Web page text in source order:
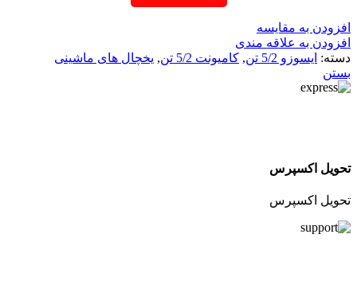
افزودن به مقایسه
افزودن به علاقه مندی
دسته: ایسوزو 5/2 تن , کامیونت 5/2 تن , یخچال های ماشینی
بستن
تحویل اکسپرس
تحویل اکسپرس